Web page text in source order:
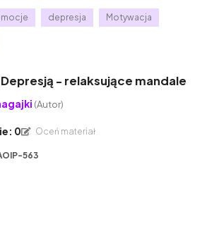
depresja Motywacja
Depresją - relaksujące mandale
(Autor)
0 Oceń materiał
563